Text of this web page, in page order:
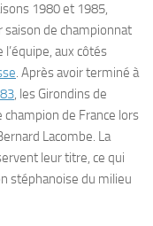
1980 et 1985,
saison de championnat
aux côtés
. Après avoir terminé à
, les Girondins de
de France lors
Lacombe. La
leur titre, ce qui
stéphanoise du milieu